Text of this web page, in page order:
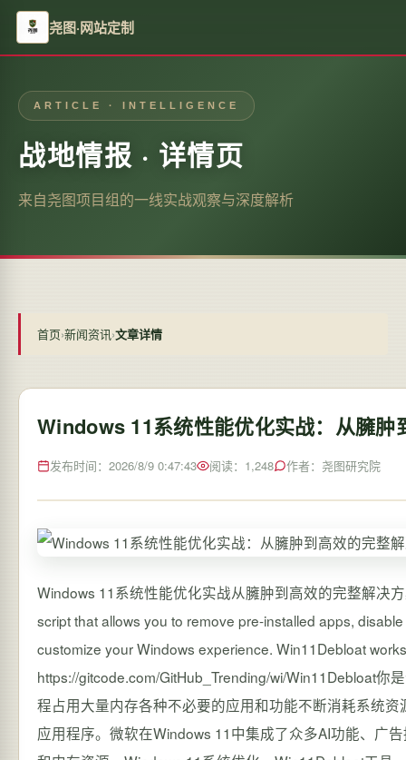
尧图·网站定制
ARTICLE · INTELLIGENCE
战地情报 · 详情页
来自尧图项目组的一线实战观察与深度解析
首页›新闻资讯›文章详情
Windows 11系统性能优化实战：从臃肿
发布时间：2026/8/9 0:47:43 阅读：1,248 作者：尧图研究院
Windows 11系统性能优化实战从臃肿到高效的完整解决
script that allows you to remove pre-installed apps,
customize your Windows experience. Win11Debloat
https://gitcode.com/GitHub_Trending/wi/Win11Debloat
程占用大量内存各种不必要的应用和功能不断消耗系统
应用程序。微软在Windows 11中集成了众多AI功能、广